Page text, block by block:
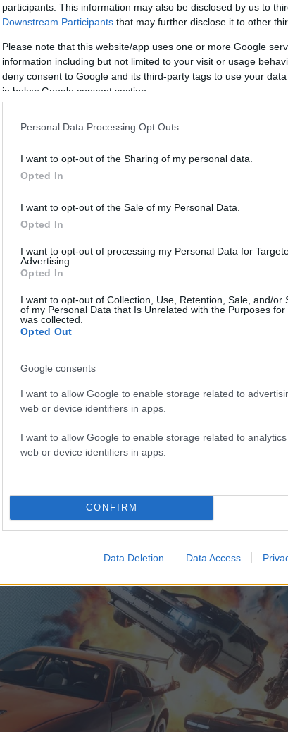
participants. This information may also be disclosed by us to
Downstream Participants that may further disclose it to other
Please note that this website/app uses one or more Google
information including but not limited to your visit or usage
deny consent to Google and its third-party tags to use your
in below Google consent section.
Personal Data Processing Opt Outs
I want to opt-out of the Sharing of my personal data.
Opted In
I want to opt-out of the Sale of my Personal Data.
Opted In
I want to opt-out of processing my Personal Data for
Advertising.
Opted In
I want to opt-out of Collection, Use, Retention, Sale, and/or
of my Personal Data that Is Unrelated with the Purposes for
was collected.
Opted Out
Google consents
I want to allow Google to enable storage related to
web or device identifiers in apps.
I want to allow Google to enable storage related to
web or device identifiers in apps.
CONFIRM
Data Deletion Data Access
πρόσφατοState of Playεπιβεβαιώνει την
Stuntman: Hollywood, ο παίκτης
αυστηρές οδηγίες απαιτητικών
πλατό, όπου η επιτυχία κρίνεται
τη δημιουργία πολύ πιο περίπλοκων και
σε βιομηχανικές εγκαταστάσεις και
σκηνής σημαίνει ότι το περιθώριο